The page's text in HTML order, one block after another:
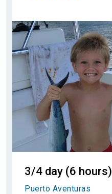
3/4 day (6 hours)
Puerto Aventuras